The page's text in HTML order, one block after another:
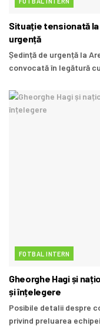
Situație tensionată
urgență
Ședință de urgență la
convocată în legătură
FOTBAL INTERN
Gheorghe Hagi și
și înțelegere
Posibile detalii despre
privind preluarea